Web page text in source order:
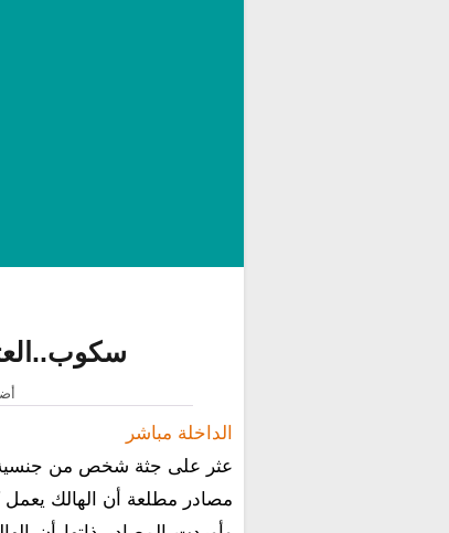
أضيف : 01
الداخلة مباشر
مصادر مطلعة أن الهالك يعمل